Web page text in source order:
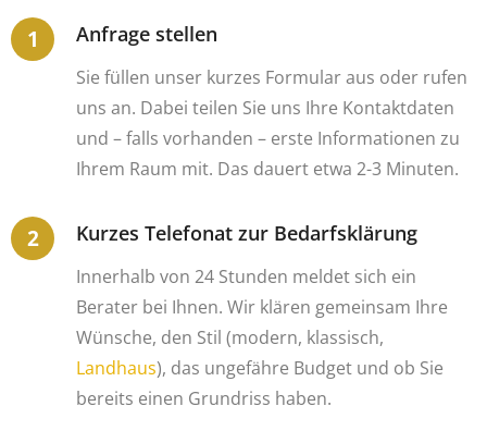
Anfrage stellen
Sie füllen unser kurzes Formular aus oder rufen
uns an. Dabei teilen Sie uns Ihre Kontaktdaten
und – falls vorhanden – erste Informationen zu
Ihrem Raum mit. Das dauert etwa 2-3 Minuten.
Kurzes Telefonat zur Bedarfsklärung
Innerhalb von 24 Stunden meldet sich ein
Berater bei Ihnen. Wir klären gemeinsam Ihre
Wünsche, den Stil (modern, klassisch,
Landhaus), das ungefähre Budget und ob Sie
bereits einen Grundriss haben.